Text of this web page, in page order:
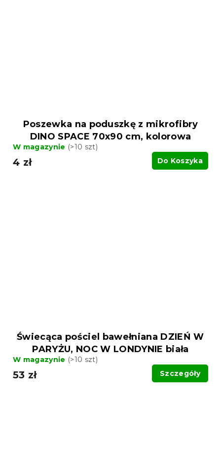
Poszewka na poduszkę z mikrofibry
DINO SPACE 70x90 cm, kolorowa
W magazynie (>10 szt)
4 zł Do Koszyka
Świecąca pościel bawełniana DZIEŃ W
PARYŻU, NOC W LONDYNIE biała
W magazynie (>10 szt)
53 zł Szczegóły